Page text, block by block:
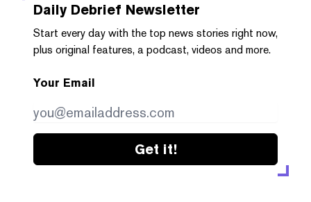
Daily Debrief Newsletter
Start every day with the top news stories right now,
plus original features, a podcast, videos and more.
Your Email
Get it!